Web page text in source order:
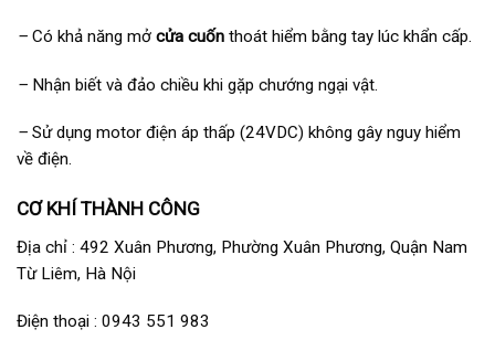
– Có khả năng mở cửa cuốn thoát hiểm bằng tay lúc khẩn cấp.
– Nhận biết và đảo chiều khi gặp chướng ngại vật.
– Sử dụng motor điện áp thấp (24VDC) không gây nguy hiểm
về điện.
CƠ KHÍ THÀNH CÔNG
Địa chỉ : 492 Xuân Phương, Phường Xuân Phương, Quận Nam
Từ Liêm, Hà Nội
Điện thoại : 0943 551 983